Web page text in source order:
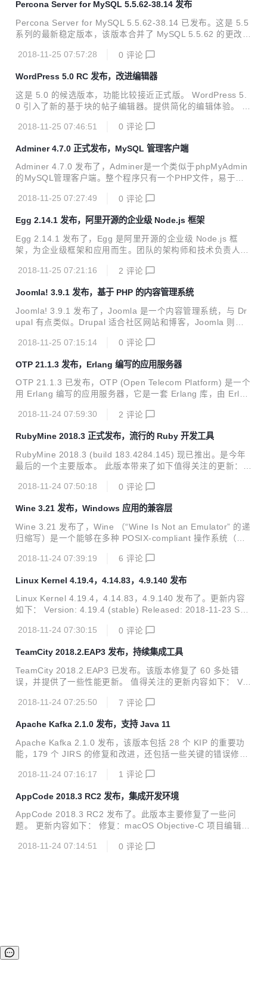
dematerialize(selector) operator. Bug 修复 Pull 6258: Fix
cancel/dis...
Percona Server for MySQL 5.5.62-38.14 发布
Percona Server for MySQL 5.5.62-38.14 已发布。这是 5.5
系列的最新稳定版本，该版本合并了 MySQL 5.5.62 的更改，
accuracy of user statistics has been improved Bug 修复 T
sed for temporary files (tmpdir system variable) had little f
ree space...
2018-11-25 07:57:28 0 评论
WordPress 5.0 RC 发布，改进编辑器
这是 5.0 的候选版本，功能比较接近正式版。 WordPress 5.
0 引入了新的基于块的帖子编辑器。提供简化的编辑体验。 无
更灵活地显示内容。 Twenty Nineteen 是 WordPress 的新默
Nineteen 旨在用于各种用例。 无论是运营照片博客，开展新
业务还是支持非盈利组织，Twenty Nineteen 都非常灵活，可
以满足您的需求。 块（block）编辑器的一些改进： All of the
previous default themes, fro...
2018-11-25 07:46:51 0 评论
Adminer 4.7.0 正式发布，MySQL 管理客户端
Adminer 4.7.0 发布了，Adminer是一个类似于phpMyAdmin
的MySQL管理客户端。整个程序只有一个PHP文件，易于使
件，可以按自己的需求翻译相应的语言）。支持PHP4.3+，M
存储到书签 使用带有前导或尾随空格的密码时发出警告 如果 i
mportServerPath() 返回空字符串，则隐藏从服务器导入 修
复空单元格的内联编辑（从 4.6.3 回归） 允许一次添加两个以
ug＃64...
2018-11-25 07:27:49 0 评论
Egg 2.14.1 发布，阿里开源的企业级 Node.js 框架
Egg 2.14.1 发布了，Egg 是阿里开源的企业级 Node.js 框
架，为企业级框架和应用而生。团队的架构师和技术负责人可
业务场景的框架。 值得关注的变化 修复 删除超时日志消息 其
ce code(zip) Source code(tar.gz)
2018-11-25 07:21:16 2 评论
Joomla! 3.9.1 发布，基于 PHP 的内容管理系统
Joomla! 3.9.1 发布了，Joomla 是一个内容管理系统，与 Dr
upal 有点类似。Drupal 适合社区网站和博客，Joomla 则倾
tar.bz2 | .tar.gz | .zip Update from Joomla! 3.9.0 .tar.bz2 |
ases .tar.bz2 | .tar.gz | .zip 下载地址： https://github.com/j
ooml...
2018-11-25 07:15:14 0 评论
OTP 21.1.3 发布，Erlang 编写的应用服务器
OTP 21.1.3 已发布，OTP (Open Telecom Platform) 是一个
用 Erlang 编写的应用服务器，它是一套 Erlang 库，由 Erlan
以及 Erlang 程序的一组设计原则组成。 更新的应用： erts-1
ler-7.2.7 crypto-4.3.3 debugger-4.2.6 dialyzer-3.3.1 diam
eter-2.1.6 edoc-0.9.4 eldap-1.2.6 erl_docg...
2018-11-24 07:59:30 2 评论
RubyMine 2018.3 正式发布，流行的 Ruby 开发工具
RubyMine 2018.3 (build 183.4284.145) 现已推出。是今年
最后的一个主要版本。 此版本带来了如下值得关注的更新：
地创建 i18n 翻译，并使用其他新的 i18n 功能 在 IDE 中使用
的意图操作，使代码修复代码更快 新的整洁 Darcula 配色方
案 使用新的 Search Everywhere 对话框更快地进行搜索 更
新详情请看这里或者这里。 下载地址： https://www.jetbrain
2018-11-24 07:50:18 0 评论
Wine 3.21 发布，Windows 应用的兼容层
Wine 3.21 发布了，Wine （“Wine Is Not an Emulator” 的递
归缩写）是一个能够在多种 POSIX-compliant 操作系统（诸
层。Wine 不是像虚拟机或者模拟器一样模仿内部的 Windows
用，免除了性能和其他一些行为的内存占用，让你能够干净地
集合 Windows 应用到你的桌面。 更新内容如下： Typelib m
arshaller 使用 NDR 函数重写。 最新 Android 版本提供图形
2018-11-24 07:39:19 6 评论
Linux Kernel 4.19.4，4.14.83，4.9.140 发布
Linux Kernel 4.19.4，4.14.83，4.9.140 发布了。更新内容
如下： Version: 4.19.4 (stable) Released: 2018-11-23 Sou
n Patch: full (incremental) ChangeLog: ChangeLog-4.19.4
e: linux-4.14.83.tar.xz PGP Signa...
2018-11-24 07:30:15 0 评论
TeamCity 2018.2.EAP3 发布，持续集成工具
TeamCity 2018.2.EAP3 已发布。该版本修复了 60 多处错
误，并提供了一些性能更新。 值得关注的更新内容如下： VC
ed at scalability, TeamCity now allows starting a secondar
efault) or poll VCS repositories for changes, if the adminis
tr...
2018-11-24 07:25:50 7 评论
Apache Kafka 2.1.0 发布，支持 Java 11
Apache Kafka 2.1.0 发布，该版本包括 28 个 KIP 的重要功
能，179 个 JIRS 的修复和改进，还包括一些关键的错误修
ard，可实现与 gzip 相当的压缩，具有更高的压缩率，尤其是
围栏 改进管理脚本和管理客户端 API 以简化管理操作（KIP-2
31，KIP-308，KIP-322，KIP-324，KIP-338，KIP-340） D
NS 处理改进（KIP-235，KIP-302） 完整更新内容请查看发
2018-11-24 07:16:17 1 评论
AppCode 2018.3 RC2 发布，集成开发环境
AppCode 2018.3 RC2 发布了。此版本主要修复了一些问
题。 更新内容如下： 修复：macOS Objective-C 项目编辑器
0 秒无法运行扩展运行配置（OC-18058） 修复运行扩展配
2018-11-24 07:14:51 0 评论